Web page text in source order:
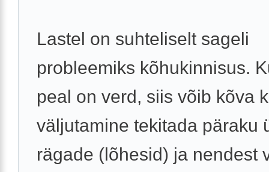
Lastel on suhteliselt sageli
probleemiks kõhukinnisus.
peal on verd, siis võib kõva
väljutamine tekitada päraku
rägade (lõhesid) ja nendest